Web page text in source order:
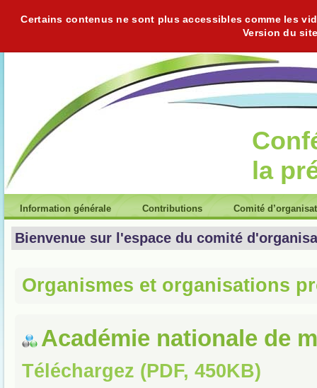
Certains contenus ne sont plus accessibles comme les
Version du
la
Information générale Contributions Comité
Bienvenue sur l'espace du comité
Organismes et organisations
Académie nationale de
Téléchargez (PDF, 450KB)